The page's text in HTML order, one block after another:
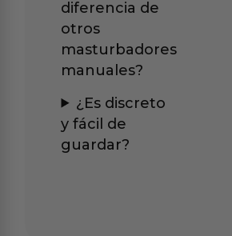
diferencia de
otros
masturbadores
manuales?
¿Es discreto
y fácil de
guardar?